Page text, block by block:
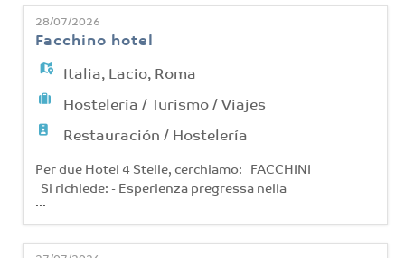
Lista
ofertas
de
trabajo
Subir
CV
Acceso
Idioma
28/07/2026
Facchino hotel
Italia, Lacio, Roma
Hostelería / Turismo / Viajes
Restauración / Hostelería
Per due Hotel 4 Stelle, cerchiamo: FACCHINI
Si richiede: - Esperienza pregressa nella
mansione; - Disponibilità immediata a
lavorare. - Disponibilità a lavorare su turni
(mattina/pomeriggio). Si offre: - Contratto
...